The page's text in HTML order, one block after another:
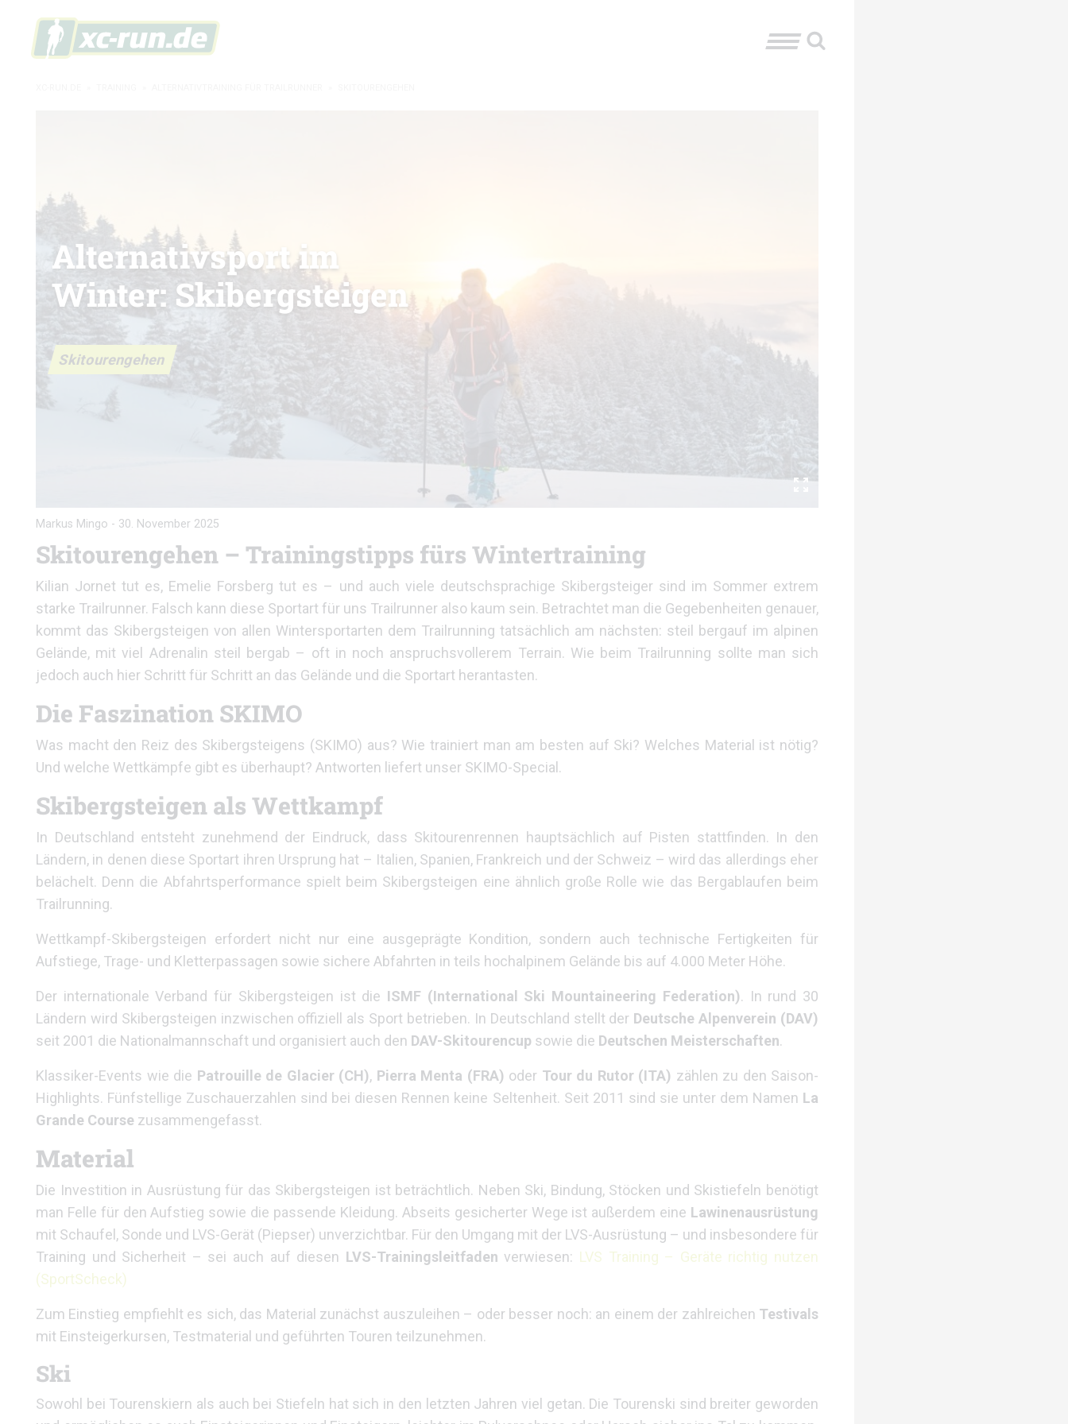
Skitourengehen
Alternativsport im
Winter: Skibergsteigen
Markus Mingo - 30. November 2025
Skitourengehen – Trainingstipps fürs Wintertraining
Kilian Jornet tut es, Emelie Forsberg tut es – und auch viele deutschsprachige Skibergsteiger sind im Sommer extrem
starke Trailrunner. Falsch kann diese Sportart für uns Trailrunner also kaum sein. Betrachtet man die Gegebenheiten genauer,
kommt das Skibergsteigen von allen Wintersportarten dem Trailrunning tatsächlich am nächsten: steil bergauf im alpinen
Gelände, mit viel Adrenalin steil bergab – oft in noch anspruchsvollerem Terrain. Wie beim Trailrunning sollte man sich
jedoch auch hier Schritt für Schritt an das Gelände und die Sportart herantasten.
Die Faszination SKIMO
Was macht den Reiz des Skibergsteigens (SKIMO) aus? Wie trainiert man am besten auf Ski? Welches Material ist nötig?
Und welche Wettkämpfe gibt es überhaupt? Antworten liefert unser SKIMO-Special.
Skibergsteigen als Wettkampf
In Deutschland entsteht zunehmend der Eindruck, dass Skitourenrennen hauptsächlich auf Pisten stattfinden. In den
Ländern, in denen diese Sportart ihren Ursprung hat – Italien, Spanien, Frankreich und der Schweiz – wird das allerdings eher
belächelt. Denn die Abfahrtsperformance spielt beim Skibergsteigen eine ähnlich große Rolle wie das Bergablaufen beim
Trailrunning.
Wettkampf-Skibergsteigen erfordert nicht nur eine ausgeprägte Kondition, sondern auch technische Fertigkeiten für
Aufstiege, Trage- und Kletterpassagen sowie sichere Abfahrten in teils hochalpinem Gelände bis auf 4.000 Meter Höhe.
Der internationale Verband für Skibergsteigen ist die ISMF (International Ski Mountaineering Federation). In rund 30
Ländern wird Skibergsteigen inzwischen offiziell als Sport betrieben. In Deutschland stellt der Deutsche Alpenverein (DAV)
seit 2001 die Nationalmannschaft und organisiert auch den DAV-Skitourencup sowie die Deutschen Meisterschaften.
Klassiker-Events wie die Patrouille de Glacier (CH), Pierra Menta (FRA) oder Tour du Rutor (ITA) zählen zu den Saison-
Highlights. Fünfstellige Zuschauerzahlen sind bei diesen Rennen keine Seltenheit. Seit 2011 sind sie unter dem Namen La
Grande Course zusammengefasst.
Material
Die Investition in Ausrüstung für das Skibergsteigen ist beträchtlich. Neben Ski, Bindung, Stöcken und Skistiefeln benötigt
man Felle für den Aufstieg sowie die passende Kleidung. Abseits gesicherter Wege ist außerdem eine Lawinenausrüstung
mit Schaufel, Sonde und LVS-Gerät (Piepser) unverzichtbar. Für den Umgang mit der LVS-Ausrüstung – und insbesondere für
Training und Sicherheit – sei auch auf diesen LVS-Trainingsleitfaden verwiesen: LVS Training – Geräte richtig nutzen
(SportScheck)
Zum Einstieg empfiehlt es sich, das Material zunächst auszuleihen – oder besser noch: an einem der zahlreichen Testivals
mit Einsteigerkursen, Testmaterial und geführten Touren teilzunehmen.
Ski
Sowohl bei Tourenskiern als auch bei Stiefeln hat sich in den letzten Jahren viel getan. Die Tourenski sind breiter geworden